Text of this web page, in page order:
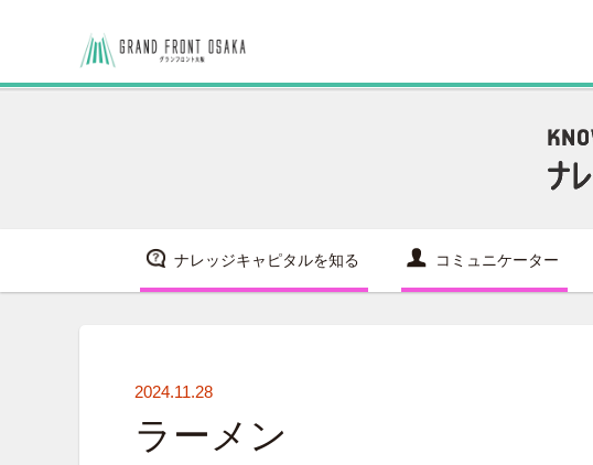
ナレッジキャピタルを知る コミュニケーター
2024.11.28
ラーメン